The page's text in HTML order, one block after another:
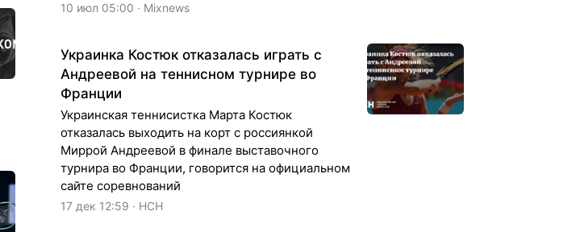
10 июл 05:00 · Mixnews
Украинка Костюк отказалась играть с
Андреевой на теннисном турнире во
Франции
Украинская теннисистка Марта Костюк
отказалась выходить на корт с россиянкой
Миррой Андреевой в финале выставочного
турнира во Франции, говорится на официальном
сайте соревнований
17 дек 12:59 · НСН